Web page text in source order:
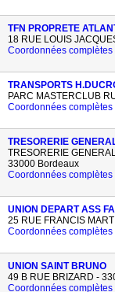
TFN PROPRETE
18 RUE LOUIS
Coordonnées complètes
TRANSPORTS
PARC MASTERCLUB
Coordonnées complètes
TRESORERIE
TRESORERIE
33000 Bordeaux
Coordonnées complètes
UNION DEPART ASS
25 RUE FRANCIS
Coordonnées complètes
UNION SAINT BRUNO
49 B RUE BRIZARD -
Coordonnées complètes